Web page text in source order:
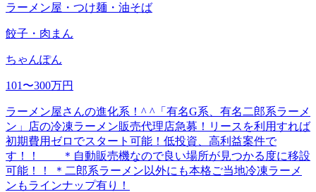
ラーメン屋・つけ麺・油そば
餃子・肉まん
ちゃんぽん
101〜300万円
ラーメン屋さんの進化系！^ ^「有名G系、有名二郎系ラーメ
ン」店の冷凍ラーメン販売代理店急募！リースを利用すれば
初期費用ゼロでスタート可能！低投資、高利益案件で
す！！ ＊自動販売機なので良い場所が見つかる度に移設
可能！！ ＊二郎系ラーメン以外にも本格ご当地冷凍ラーメ
ンもラインナップ有り！